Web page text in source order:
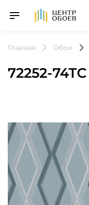
На Главную
Главная Обои
72252-